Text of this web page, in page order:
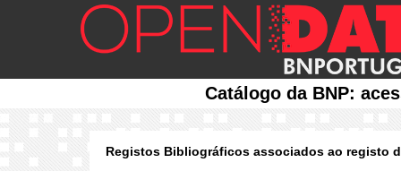
Catálogo da BNP:
Registos Bibliográficos associados ao registo